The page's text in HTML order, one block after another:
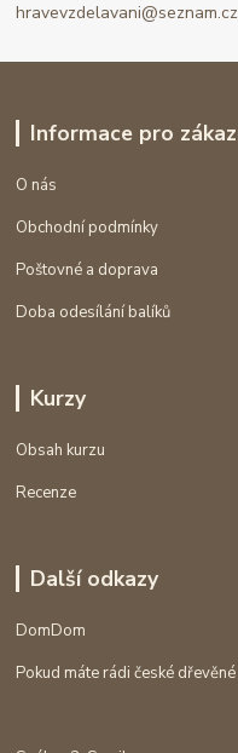
hravevzdelavani@seznam.cz
Informace pro
O nás
Obchodní podmínky
Poštovné a doprava
Doba odesílání balíků
Kurzy
Obsah kurzu
Recenze
Další odkazy
DomDom
Pokud máte rádi české